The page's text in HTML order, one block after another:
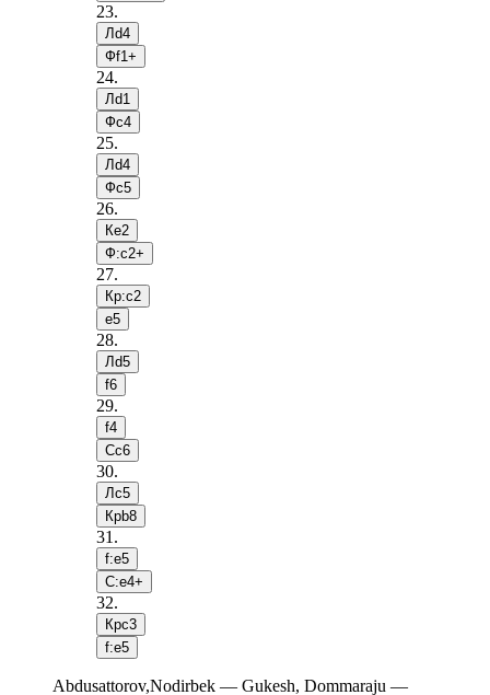
23.
Лd4
Фf1+
24.
Лd1
Фc4
25.
Лd4
Фc5
26.
Кe2
Ф:c2+
27.
Кр:c2
e5
28.
Лd5
f6
29.
f4
Сc6
30.
Лc5
Крb8
31 .
f:e5
С:e4+
32.
Крc3
f:e5
Abdusattorov,Nodirbek — Gukesh, Dommaraju —